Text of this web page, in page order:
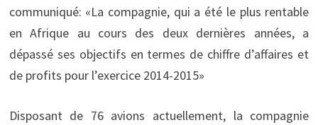
communiqué: «La compagnie, qui a été le plus rentable
en Afrique au cours des deux dernières années, a
dépassé ses objectifs en termes de chiffre d’affaires et
de profits pour l’exercice 2014-2015»
Disposant de 76 avions actuellement, la compagnie